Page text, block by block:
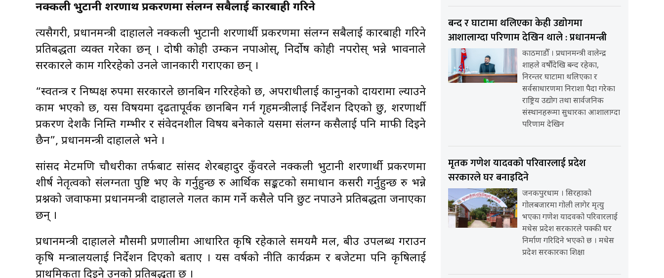
नक्कली भुटानी शरणार्थी प्रकरणमा संलग्न सबैलाई कारबाही गरिने
त्यसैगरी, प्रधानमन्त्री दाहालले नक्कली भुटानी शरणार्थी प्रकरणमा संलग्न सबैलाई कारबाही गरिने
प्रतिबद्धता व्यक्त गरेका छन् । दोषी कोही उम्कन नपाओस्, निर्दोष कोही नपरोस् भन्ने भावनाले
सरकारले काम गरिरहेको उनले जानकारी गराएका छन् ।
“स्वतन्त्र र निष्पक्ष रुपमा सरकारले छानबिन गरिरहेको छ, अपराधीलाई कानुनको दायरामा ल्याउने
काम भएको छ, यस विषयमा दृढतापूर्वक छानबिन गर्न गृहमन्त्रीलाई निर्देशन दिएको छु, शरणार्थी
प्रकरण देशकै निम्ति गम्भीर र संवेदनशील विषय बनेकाले यसमा संलग्न कसैलाई पनि माफी दिइने
छैन”, प्रधानमन्त्री दाहालले भने ।
सांसद मेटमणि चौधरीका तर्फबाट सांसद शेरबहादुर कुँवरले नक्कली भुटानी शरणार्थी प्रकरणमा
शीर्ष नेतृत्वको संलग्नता पुष्टि भए के गर्नुहुन्छ रु आर्थिक सङ्कटको समाधान कसरी गर्नुहुन्छ रु भन्ने
प्रश्नको जवाफमा प्रधानमन्त्री दाहालले गलत काम गर्ने कसैले पनि छुट नपाउने प्रतिबद्धता जनाएका
छन् ।
प्रधानमन्त्री दाहालले मौसमी प्रणालीमा आधारित कृषि रहेकाले समयमै मल, बीउ उपलब्ध गराउन
कृषि मन्त्रालयलाई निर्देशन दिएको बताए । यस वर्षको नीति कार्यक्रम र बजेटमा पनि कृषिलाई
प्राथमिकता दिइने उनको प्रतिबद्धता छ ।
बन्द र घाटामा थलिएका केही उद्योगमा
आशालाग्दा परिणाम देखिन थाले : प्रधानमन्त्री
काठमाडौँ । प्रधानमन्त्री वालेन्द्र
शाहले वर्षौंदेखि बन्द रहेका,
निरन्तर घाटामा थलिएका र
सर्वसाधारणमा निराशा पैदा गरेका
राष्ट्रिय उद्योग तथा सार्वजनिक
संस्थानहरूमा सुधारका आशालाग्दा
परिणाम देखिन
मृतक गणेश यादवको परिवारलाई प्रदेश
सरकारले घर बनाइदिने
जनकपुरधाम । सिरहाको
गोलबजारमा गोली लागेर मृत्यु
भएका गणेश यादवको परिवारलाई
मधेस प्रदेश सरकारले पक्की घर
निर्माण गरिदिने भएको छ । मधेस
प्रदेश सरकारका शिक्षा